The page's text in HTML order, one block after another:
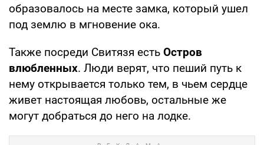
образовалось на месте замка, который ушел
под землю в мгновение ока.
Также посреди Свитязя есть Остров
влюбленных. Люди верят, что пеший путь к
нему открывается только тем, в чьем сердце
живет настоящая любовь, остальные же
могут добраться до него на лодке.